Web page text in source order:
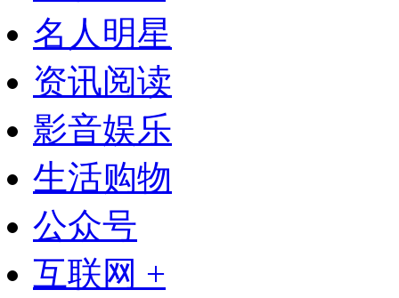
名人明星
资讯阅读
影音娱乐
生活购物
公众号
互联网 +